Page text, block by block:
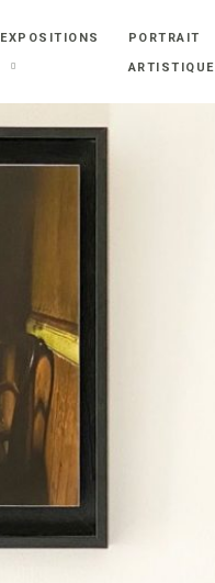
EXPOSITIONS PORTRAIT
ARTISTIQUE